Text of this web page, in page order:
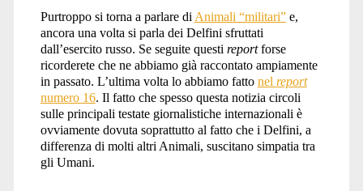
Purtroppo si torna a parlare di Animali “militari”e,
ancora una volta si parla dei Delfini sfruttati
dall’esercito russo. Se seguite questi reportforse
ricorderete che ne abbiamo già raccontato ampiamente
in passato. L’ultima volta lo abbiamo fatto nel report
numero 16. Il fatto che spesso questa notizia circoli
sulle principali testate giornalistiche internazionali è
ovviamente dovuta soprattutto al fatto che i Delfini, a
differenza di molti altri Animali, suscitano simpatia tra
gli Umani.